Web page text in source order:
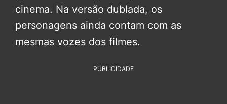
cinema. Na versão dublada, os
personagens ainda contam com as
mesmas vozes dos filmes.
PUBLICIDADE